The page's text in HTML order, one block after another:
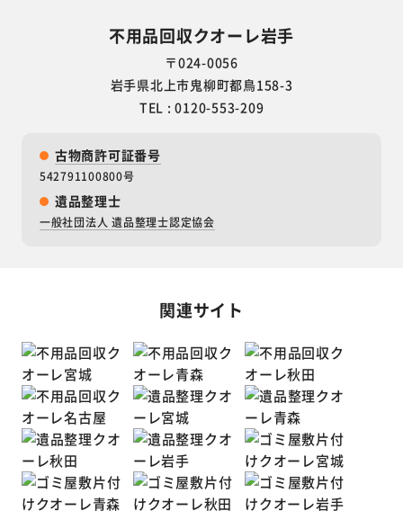
不用品回収クオーレ岩手
〒024-0056
岩手県北上市鬼柳町都鳥158-3
TEL : 0120-553-209
古物商許可証番号
542791100800号
遺品整理士
一般社団法人 遺品整理士認定協会
関連サイト